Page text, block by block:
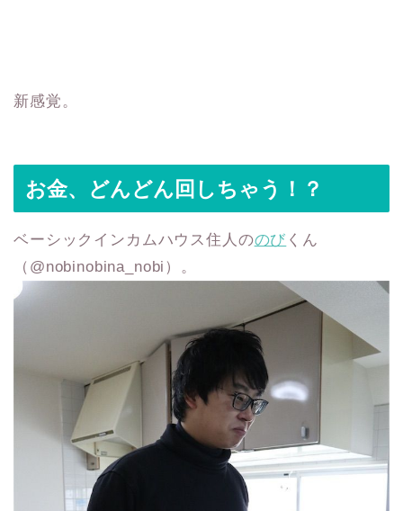
新感覚。
お金、どんどん回しちゃう！？
ベーシックインカムハウス住人ののび くん
（‪@nobinobina_nobi）。